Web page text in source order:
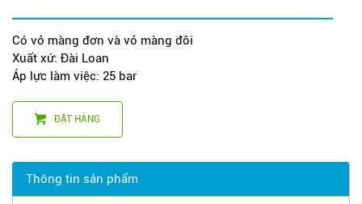
Có vỏ màng đơn và vỏ màng đôi
Xuất xứ: Đài Loan
Áp lực làm việc: 25 bar
ĐẶT HÀNG
Thông tin sản phẩm